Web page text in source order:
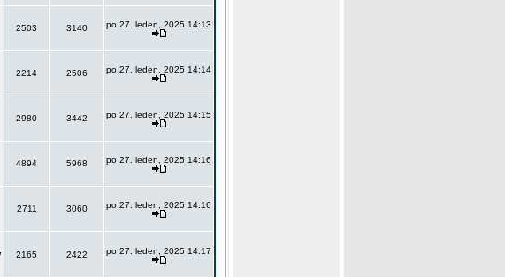
2503 3140 po 27. leden, 2025 14:13
2214 2506 po 27. leden, 2025 14:14
2980 3442 po 27. leden, 2025 14:15
4894 5968 po 27. leden, 2025 14:16
2711 3060 po 27. leden, 2025 14:16
2165 2422 po 27. leden, 2025 14:17